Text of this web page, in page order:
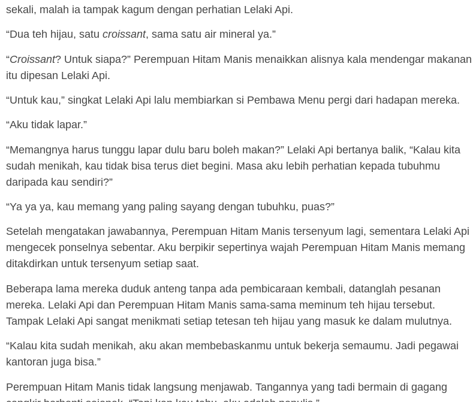
sekali, malah ia tampak kagum dengan perhatian Lelaki Api.
“Dua teh hijau, satu croissant, sama satu air mineral ya.”
“Croissant? Untuk siapa?” Perempuan Hitam Manis menaikkan alisnya kala mendengar makanan
itu dipesan Lelaki Api.
“Untuk kau,” singkat Lelaki Api lalu membiarkan si Pembawa Menu pergi dari hadapan mereka.
“Aku tidak lapar.”
“Memangnya harus tunggu lapar dulu baru boleh makan?” Lelaki Api bertanya balik, “Kalau kita
sudah menikah, kau tidak bisa terus diet begini. Masa aku lebih perhatian kepada tubuhmu
daripada kau sendiri?”
“Ya ya ya, kau memang yang paling sayang dengan tubuhku, puas?”
Setelah mengatakan jawabannya, Perempuan Hitam Manis tersenyum lagi, sementara Lelaki Api
mengecek ponselnya sebentar. Aku berpikir sepertinya wajah Perempuan Hitam Manis memang
ditakdirkan untuk tersenyum setiap saat.
Beberapa lama mereka duduk anteng tanpa ada pembicaraan kembali, datanglah pesanan
mereka. Lelaki Api dan Perempuan Hitam Manis sama-sama meminum teh hijau tersebut.
Tampak Lelaki Api sangat menikmati setiap tetesan teh hijau yang masuk ke dalam mulutnya.
“Kalau kita sudah menikah, aku akan membebaskanmu untuk bekerja semaumu. Jadi pegawai
kantoran juga bisa.”
Perempuan Hitam Manis tidak langsung menjawab. Tangannya yang tadi bermain di gagang